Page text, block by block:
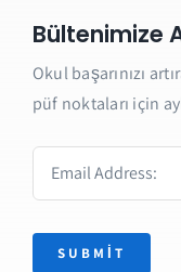
Bültenimize
Okul başarınızı
püf noktaları için
SUBMIT